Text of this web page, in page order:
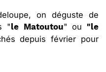
on déguste de
"le Matoutou" ou "le
depuis février pour